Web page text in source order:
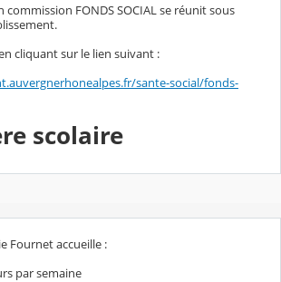
FONDS SOCIAL se réunit sous
cliquant sur le lien suivant :
sante-social/fonds-
scolaire
Fournet accueille :
par semaine